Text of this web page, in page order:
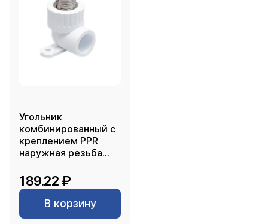
Угольник
комбинированный с
креплением PPR
наружная резьба
189.22 ₽
В корзину